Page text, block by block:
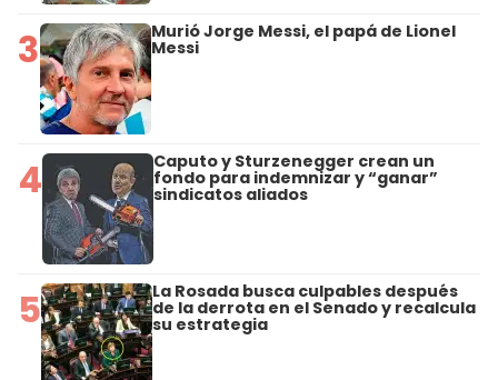
3 Murió Jorge Messi, el papá de Lionel
Messi
4 Caputo y Sturzenegger crean un
fondo para indemnizar y “ganar”
sindicatos aliados
5 La Rosada busca culpables después
de la derrota en el Senado y recalcula
su estrategia